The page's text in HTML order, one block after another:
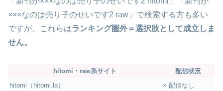
×××なのは売り子のせいです2 raw」で検索する方も多い
ですが、これらはランキング圏外＝選択肢として成立しま
せん。
hitomi・raw系サイト
配信状況
hitomi（hitomi.la）
× 配信なし